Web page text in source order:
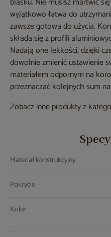
wyjątkowo łatwa do
zawsze gotowa do użycia.
składa się z profili
Nadają one lekkości, dzięki
dowolnie zmienić ustawienie
materiałem odpornym na
przeznaczać kolejnych sum
Zobacz inne produkty z
Materiał konstrukcyjny
Pokrycie
Kolor